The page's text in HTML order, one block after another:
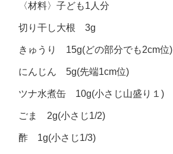
〈材料〉子ども1人分
切り干し大根 3g
きゅうり 15g(どの部分でも2cm位)
にんじん 5g(先端1cm位)
ツナ水煮缶 10g(小さじ山盛り１)
ごま 2g(小さじ1/2)
酢 1g(小さじ1/3)